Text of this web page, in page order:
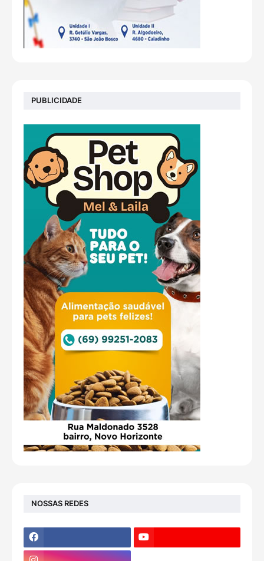
PUBLICIDADE
NOSSAS REDES